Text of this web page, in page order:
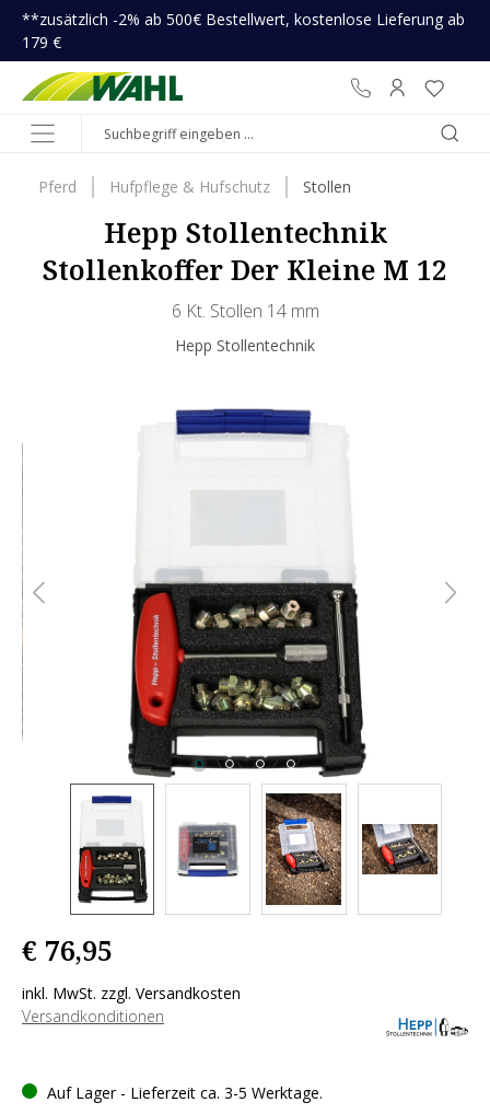
springen
**zusätzlich -2% ab 500€ Bestellwert, kostenlose Lieferung ab
179 €
Pferd Hufpflege & Hufschutz Stollen
Hepp Stollentechnik
Stollenkoffer Der Kleine M 12
6 Kt. Stollen 14 mm
Hepp Stollentechnik
€ 76,95
inkl. MwSt. zzgl. Versandkosten
Versandkonditionen
Auf Lager - Lieferzeit ca. 3-5 Werktage.